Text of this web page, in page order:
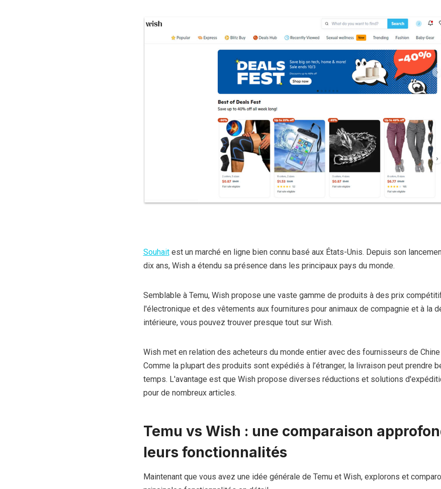
Souhaitest un marché en ligne bien connu basé aux États-Unis. Depuis son
dix ans, Wish a étendu sa présence dans les principaux pays du monde.
Semblable à Temu, Wish propose une vaste gamme de produits à des prix
l'électronique et des vêtements aux fournitures pour animaux de compagnie et à la
intérieure, vous pouvez trouver presque tout sur Wish.
Wish met en relation des acheteurs du monde entier avec des fournisseurs de
Comme la plupart des produits sont expédiés à l’étranger, la livraison peut prendre
temps. L'avantage est que Wish propose diverses réductions et solutions
pour de nombreux articles.
Temu vs Wish : une comparaison
leurs fonctionnalités
Maintenant que vous avez une idée générale de Temu et Wish, explorons et